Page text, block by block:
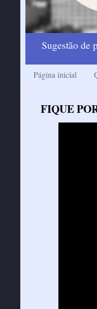
Sugestão de
Página inicial
FIQUE